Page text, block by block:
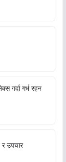
गर्दा गर्भ रहन
उपचार